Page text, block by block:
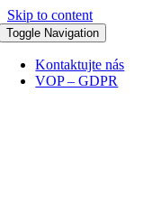
Skip to content
Toggle Navigation
Kontaktujte nás
VOP – GDPR